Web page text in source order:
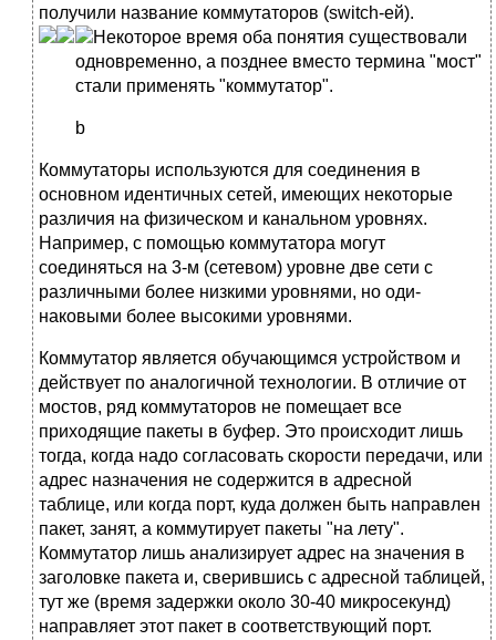
получили название коммутаторов (switch-ей).
Некоторое время оба понятия существовали
одновременно, а позднее вместо термина "мост"
стали применять "коммутатор".
b
Коммутаторы используются для соединения в
основном идентичных сетей, имеющих некоторые
различия на физическом и каналь­ном уровнях.
Например, с помощью коммутатора могут
соединяться на 3-м (сетевом) уровне две сети с
различными более низкими уровнями, но оди­
наковыми более высокими уровнями.
Коммутатор является обучающимся устройством и
действует по ана­логичной технологии. В отличие от
мостов, ряд коммутаторов не помещает все
приходящие пакеты в буфер. Это происходит лишь
тогда, когда надо со­гласовать скорости передачи, или
адрес назначения не содержится в ад­ресной
таблице, или когда порт, куда должен быть направлен
пакет, занят, а коммутирует пакеты "на лету".
Коммутатор лишь анализирует адрес на­ значения в
заголовке пакета и, сверившись с адресной таблицей,
тут же (время задержки около 30-40 микросекунд)
направляет этот пакет в соот­ветствующий порт.